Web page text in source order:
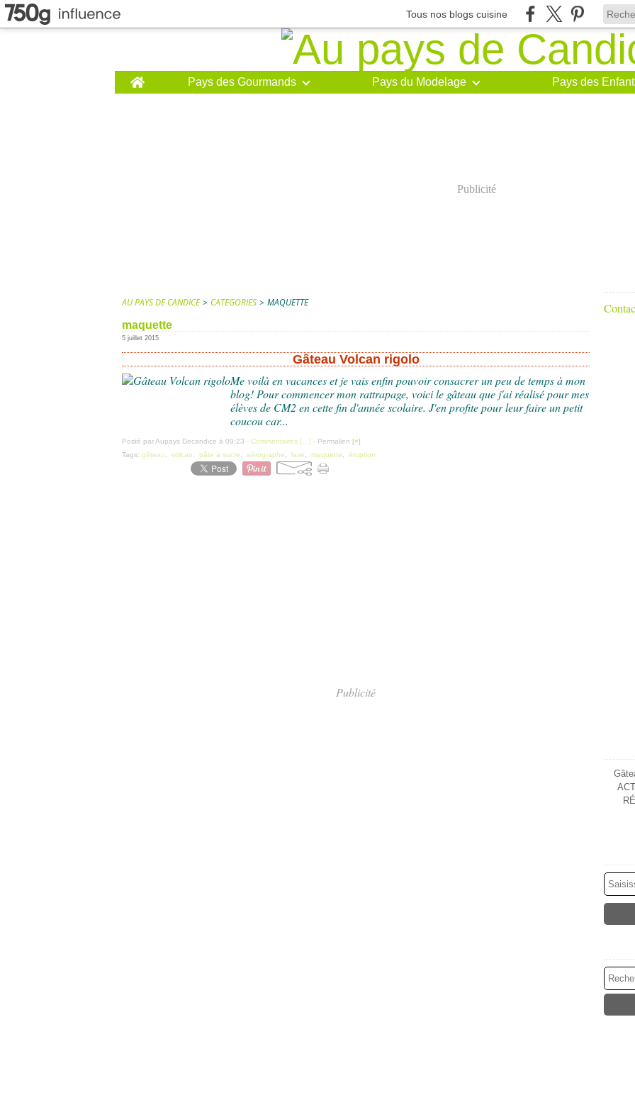
Tous nos blogs cuisine
Home Pays des Gourmands Pays du Modelage Pays des
Publicité
AU PAYS DE CANDICE > CATEGORIES > MAQUETTE
maquette
5 juillet 2015
Gâteau Volcan rigolo
Me voilà en vacances et je vais enfin pouvoir consacrer un peu de temps à mon
blog! Pour commencer mon rattrapage, voici le gâteau que j'ai réalisé pour mes
élèves de CM2 en cette fin d'année scolaire. J'en profite pour leur faire un petit
coucou car...
Posté par Aupays Decandice à 09:23 - Commentaires [ ] - Permalien [#]
Tags: gâteau volcan pâte à sucre aérographe lave maquette éruption
Publicité